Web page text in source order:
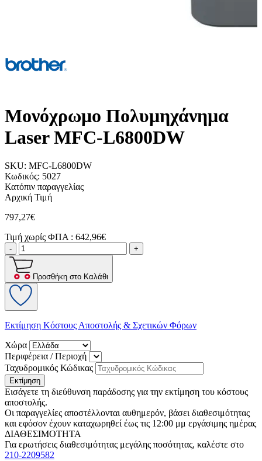
Μονόχρωμο Πολυμηχάνημα
Laser MFC-L6800DW
SKU: MFC-L6800DW
Κωδικός: 5027
Κατόπιν παραγγελίας
Αρχική Τιμή
797,27€
Τιμή χωρίς ΦΠΑ : 642,96€
- +
Προσθήκη στο Καλάθι
Εκτίμηση Κόστους Αποστολής & Σχετικών Φόρων
Χώρα
Περιφέρεια / Περιοχή
Ταχυδρομικός Κώδικας
Εκτίμηση
Εισάγετε τη διεύθυνση παράδοσης για την εκτίμηση του κόστους
αποστολής.
Οι παραγγελίες αποστέλλονται αυθημερόν, βάσει διαθεσιμότητας
και εφόσον έχουν καταχωρηθεί έως τις 12:00 μμ εργάσιμης ημέρας
ΔΙΑΘΕΣΙΜΟΤΗΤΑ
Για ερωτήσεις διαθεσιμότητας μεγάλης ποσότητας, καλέστε στο
210-2209582